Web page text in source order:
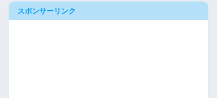
スポンサーリンク